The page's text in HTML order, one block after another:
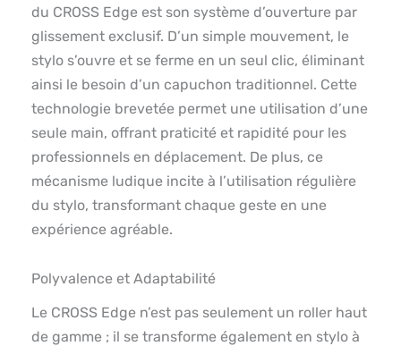
du CROSS Edge est son système d’ouverture par
glissement exclusif. D’un simple mouvement, le
stylo s’ouvre et se ferme en un seul clic, éliminant
ainsi le besoin d’un capuchon traditionnel. Cette
technologie brevetée permet une utilisation d’une
seule main, offrant praticité et rapidité pour les
professionnels en déplacement. De plus, ce
mécanisme ludique incite à l’utilisation régulière
du stylo, transformant chaque geste en une
expérience agréable.
Polyvalence et Adaptabilité
Le CROSS Edge n’est pas seulement un roller haut
de gamme ; il se transforme également en stylo à